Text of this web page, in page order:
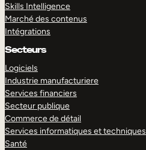
Skills Intelligence
Marché des contenus
Intégrations
Secteurs
Logiciels
Industrie manufacturiere
Services financiers
Secteur publique
Commerce de détail
Services informatiques et techniques
Santé